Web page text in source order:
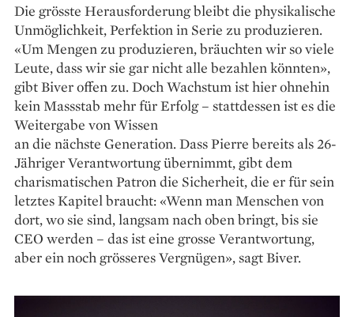
Die grösste Herausforderung bleibt die physikalische
Unmöglichkeit, Perfektion in Serie zu produzieren.
«Um Mengen zu produzieren, bräuchten wir so viele
Leute, dass wir sie gar nicht alle bezahlen könnten»,
gibt Biver offen zu. Doch Wachstum ist hier ohnehin
kein Massstab mehr für ­Erfolg – stattdessen ist es die
Weitergabe von Wissen
an die nächste Generation. Dass Pierre bereits als 26-
Jähriger Verantwortung übernimmt, gibt dem
charismatischen Patron die Sicherheit, die er für sein
letztes Kapitel braucht: «Wenn man Menschen von
dort, wo sie sind, langsam nach oben bringt, bis sie
CEO werden – das ist eine grosse Verantwortung,
aber ein noch grösseres Vergnügen», sagt Biver.